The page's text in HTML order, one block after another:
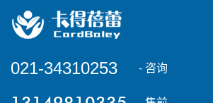
021-34310253 - 咨询